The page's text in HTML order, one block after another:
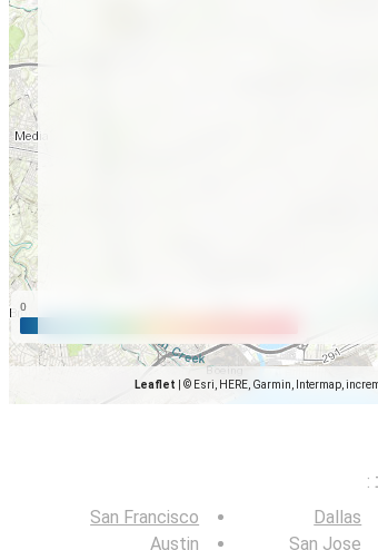
Leaflet © Esri, HERE, Garmin, Intermap,
:
Dallas
San Jose
San Francisco
Austin